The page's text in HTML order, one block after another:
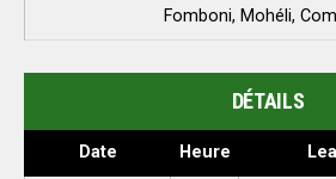
Fomboni, Mohéli,
DÉTAILS
Date Heure